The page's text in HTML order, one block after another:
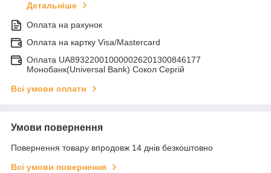
Детальніше
Оплата на рахунок
Оплата на картку Visa/Mastercard
Оплата UA893220010000026201300846177
Монобанк(Universal Bank) Сокол Сергій
Всі умови оплати
Умови повернення
Повернення товару впродовж 14 днів безкоштовно
Всі умови повернення